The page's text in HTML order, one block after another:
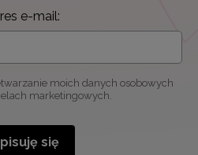
e-mail:
moich danych osobowych
marketingowych.
się